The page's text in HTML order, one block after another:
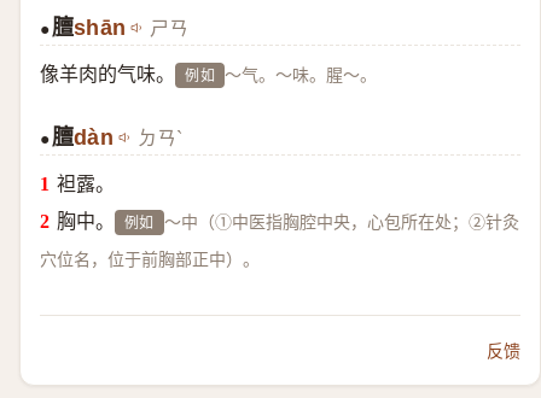
●膻shān ㄕㄢ
像羊肉的气味。 例如 ～气。～味。腥～。
●膻dàn ㄉㄢˋ
袒露。
胸中。
例如 ～中（①中医指胸腔中央，心包所在处；②针灸
穴位名，位于前胸部正中）。
反馈